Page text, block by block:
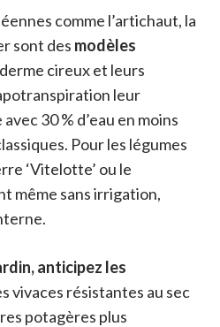
comme l’artichaut, la
sont des modèles
cireux et leurs
leur
30 % d’eau en moins
Pour les légumes
‘Vitelotte’ ou le
même sans irrigation,
anticipez les
vivaces résistantes au sec
potagères plus